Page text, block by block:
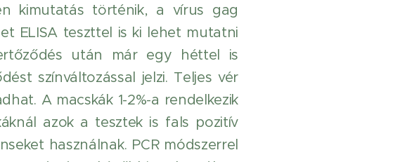
kimutatás történik, a vírus gag
ELISA teszttel is ki lehet mutatni
után már egy héttel is
színváltozással jelzi. Teljes vér
A macskák 1-2%-a rendelkezik
azok a tesztek is fals pozitív
használnak. PCR módszerrel